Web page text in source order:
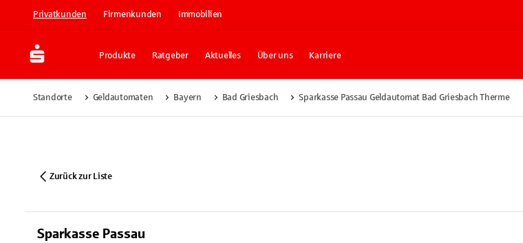
Privatkunden Firmenkunden Immobilien
Produkte Ratgeber Aktuelles Über uns Karriere
Standorte Geldautomaten Bayern Bad Griesbach Sparkasse Passau Geldautomat Bad Griesbach Therme
Zurück zur Liste
Sparkasse Passau